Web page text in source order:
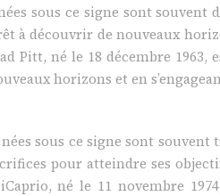
sous ce signe sont souvent
à découvrir de nouveaux
Pitt, né le 18 décembre
horizons et en
sous ce signe sont
pour atteindre ses
né le 11 novembre